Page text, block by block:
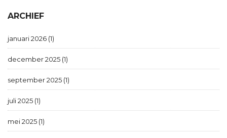
ARCHIEF
januari 2026 (1)
december 2025 (1)
september 2025 (1)
juli 2025 (1)
mei 2025 (1)